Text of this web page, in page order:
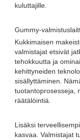
kuluttajille.
Gummy-
Kukkimaisen
valmistajat etsivät
tehokkuutta ja
kehittyneiden
sisällyttäminen.
tuotantoprosesseja,
räätälöintiä.
Lisäksi
kasvaa. Valmistajat